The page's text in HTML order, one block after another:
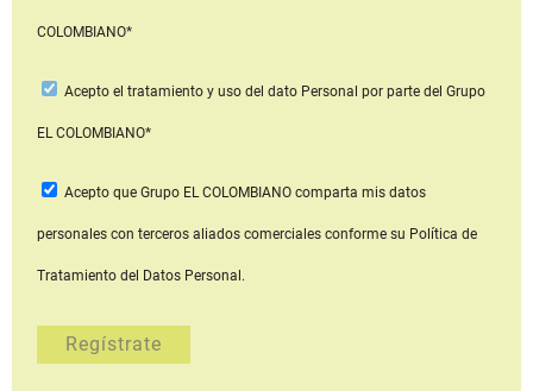
COLOMBIANO*
Acepto el tratamiento y uso del dato Personal por parte del Grupo
EL COLOMBIANO*
Acepto que Grupo EL COLOMBIANOcomparta mis datos
personales con terceros aliados comerciales conforme su Política de
Tratamiento del Datos Personal.